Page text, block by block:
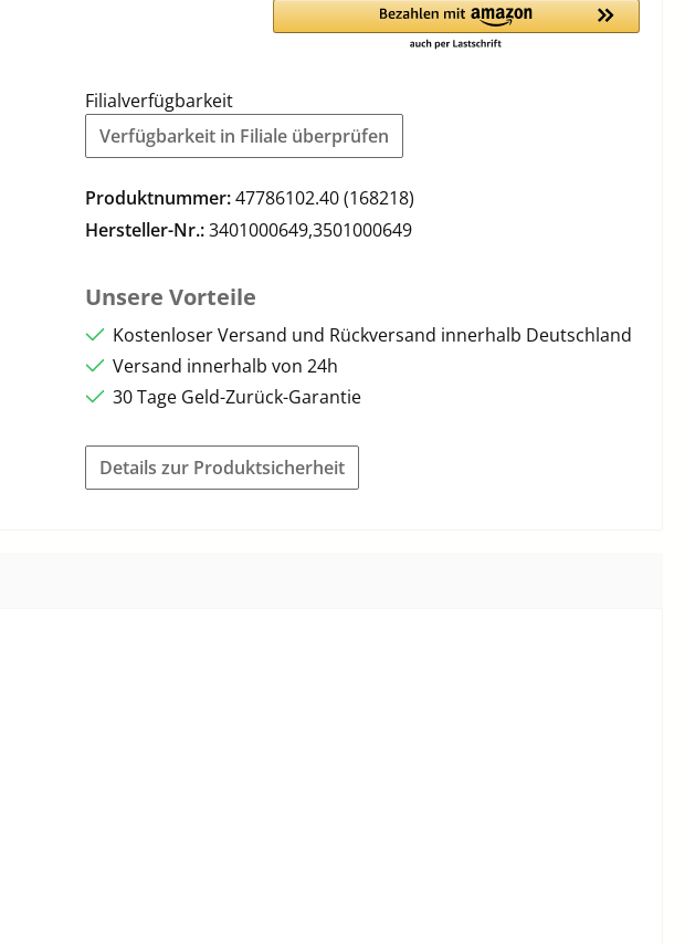
Filialverfügbarkeit
Verfügbarkeit in Filiale überprüfen
Produktnummer:47786102.40 (168218)
Hersteller-Nr.:3401000649,3501000649
Unsere Vorteile
Kostenloser Versand und Rückversand innerhalb Deutschland
Versand innerhalb von 24h
30 Tage Geld-Zurück-Garantie
Details zur Produktsicherheit